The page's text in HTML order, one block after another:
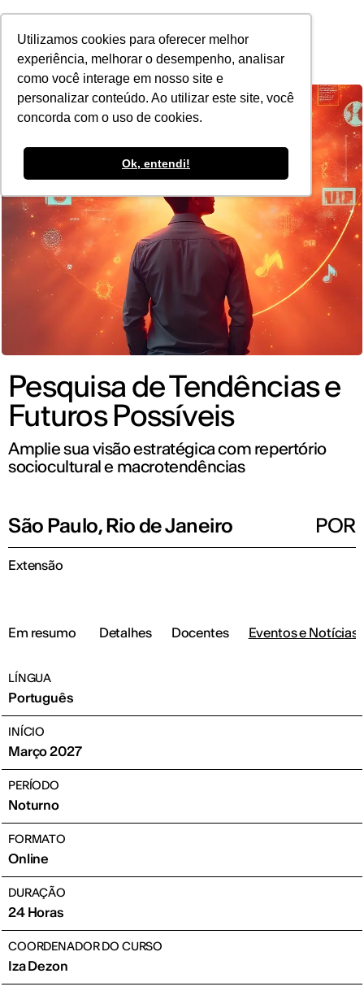
Utilizamos cookies para oferecer melhor
experiência, melhorar o desempenho, analisar
como você interage em nosso site e
personalizar conteúdo. Ao utilizar este site, você
concorda com o uso de cookies.
Ok, entendi!
POR
Pesquisa de Tendências e
Futuros Possíveis
Amplie sua visão estratégica com repertório
sociocultural e macrotendências
São Paulo, Rio de Janeiro POR
Extensão
Em resumo Detalhes Docentes Eventos e Notícias
LÍNGUA
Português
INÍCIO
Março 2027
PERÍODO
Noturno
FORMATO
Online
DURAÇÃO
24 Horas
COORDENADOR DO CURSO
Iza Dezon